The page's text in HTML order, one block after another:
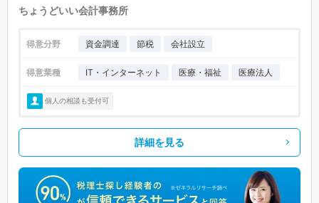
ちょうどいい会計事務所
得意分野 資金調達 節税 会社設立
得意業種 IT・インターネット 医療・福祉 医療法人
個人の相談も受付可
詳細を見る